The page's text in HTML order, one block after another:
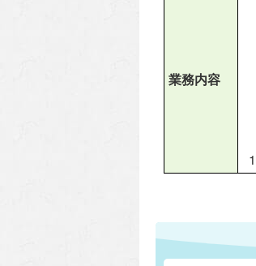
業務内容